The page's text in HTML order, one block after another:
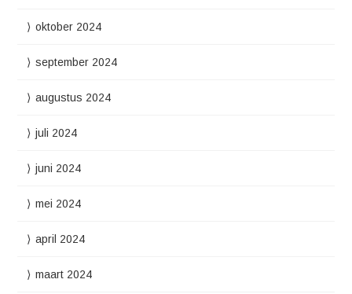
oktober 2024
september 2024
augustus 2024
juli 2024
juni 2024
mei 2024
april 2024
maart 2024